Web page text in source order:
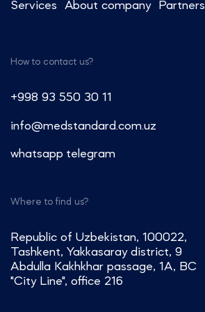
Services About company Partners
How to contact us?
+998 93 550 30 11
info@medstandard.com.uz
whatsapp telegram
Where to find us?
Republic of Uzbekistan, 100022,
Tashkent, Yakkasaray district, 9
Abdulla Kakhkhar passage, 1A, BC
"City Line", office 216